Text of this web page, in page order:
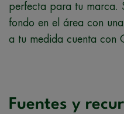
perfecta para tu marca.
fondo en el área con
a tu medida cuenta con
Fuentes y